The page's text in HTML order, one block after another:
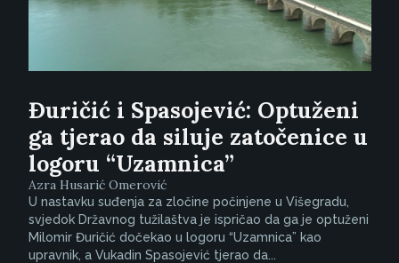
Đuričić i Spasojević: Optuženi
ga tjerao da siluje zatočenice u
logoru “Uzamnica”
Azra Husarić Omerović
U nastavku suđenja za zločine počinjene u Višegradu,
svjedok Državnog tužilaštva je ispričao da ga je optuženi
Milomir Đuričić dočekao u logoru “Uzamnica” kao
upravnik, a Vukadin Spasojević tjerao da...